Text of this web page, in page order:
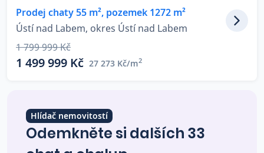
Co říkají naši zákazníci
Blog
O nás
Prodej chaty 55 m², pozemek 1272 m²
Ústí nad Labem, okres Ústí nad Labem
1 799 999 Kč
1 499 999 Kč 27 273 Kč/m2
Hlídač nemovitostí
Odemkněte si dalších 33